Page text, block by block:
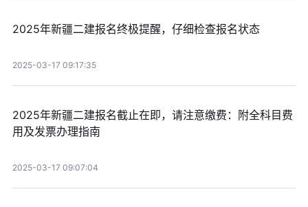
2025年新疆二建报名终极提醒，仔细检查报名状态
2025-03-17 09:17:35
2025年新疆二建报名截止在即，请注意缴费：附全科目费
用及发票办理指南
2025-03-17 09:07:04